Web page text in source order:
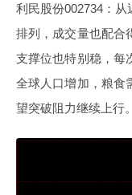
利民股份002734：
排列，成交量也配合
支撑位也特别稳，每
全球人口增加，粮食
望突破阻力继续上行。